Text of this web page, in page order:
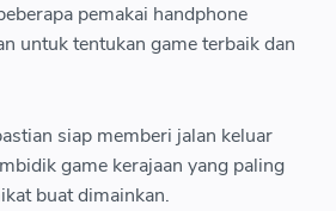
pemakai handphone
untuk tentukan game terbaik dan
siap memberi jalan keluar
game kerajaan yang paling
buat dimainkan.